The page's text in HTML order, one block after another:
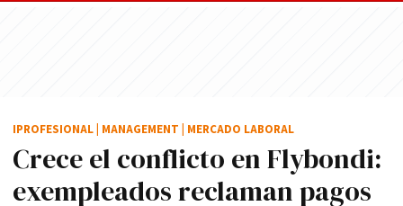
Crece el conflicto en Flybondi:
exempleados reclaman pagos
IPROFESIONAL MANAGEMENT MERCADO LABORAL